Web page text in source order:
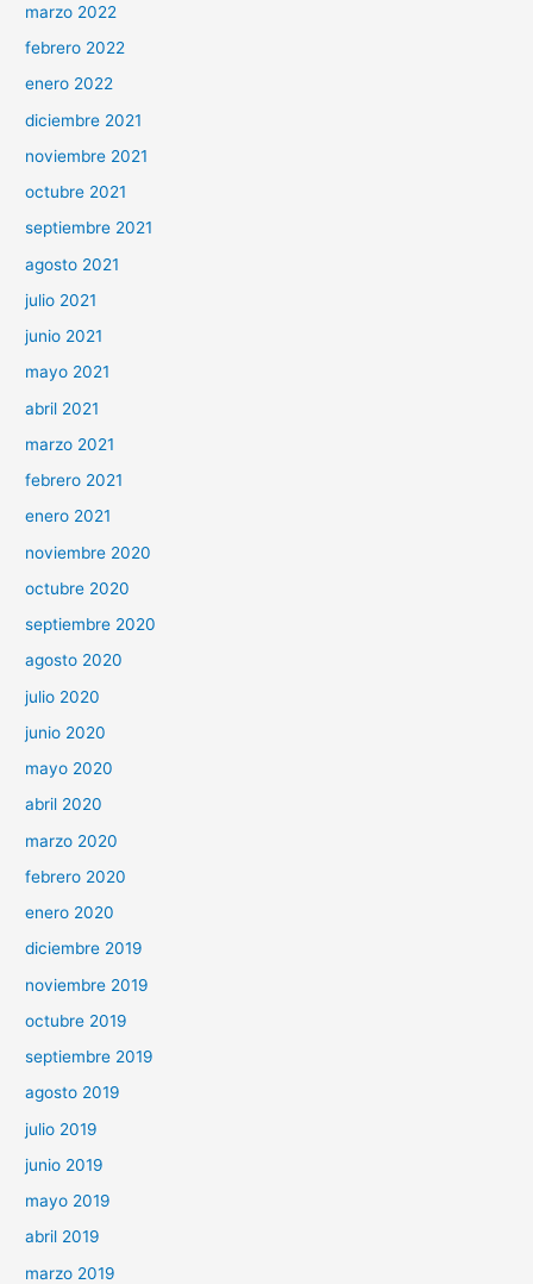
marzo 2022
febrero 2022
enero 2022
diciembre 2021
noviembre 2021
octubre 2021
septiembre 2021
agosto 2021
julio 2021
junio 2021
mayo 2021
abril 2021
marzo 2021
febrero 2021
enero 2021
noviembre 2020
octubre 2020
septiembre 2020
agosto 2020
julio 2020
junio 2020
mayo 2020
abril 2020
marzo 2020
febrero 2020
enero 2020
diciembre 2019
noviembre 2019
octubre 2019
septiembre 2019
agosto 2019
julio 2019
junio 2019
mayo 2019
abril 2019
marzo 2019